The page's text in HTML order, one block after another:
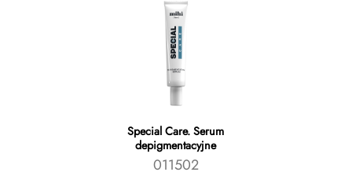
Special Care. Serum
depigmentacyjne
011502